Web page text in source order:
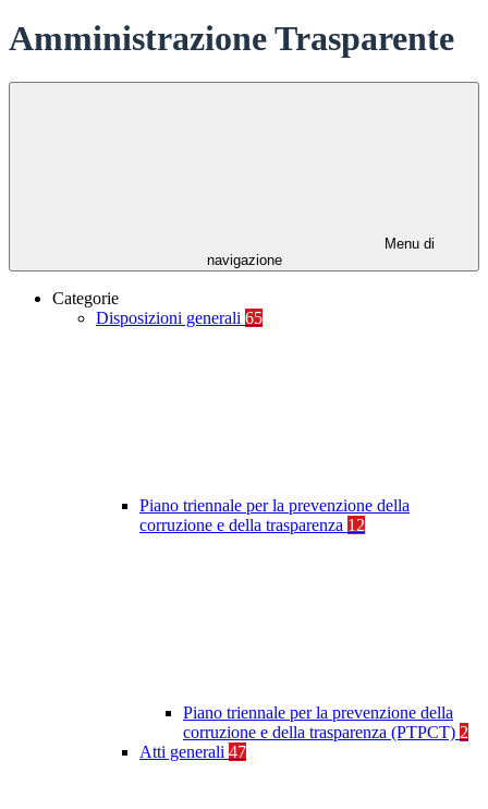
Amministrazione Trasparente
Menu di
navigazione
Categorie
Disposizioni generali 65
Piano triennale per la prevenzione della
corruzione e della trasparenza 12
Piano triennale per la prevenzione della
corruzione e della trasparenza (PTPCT) 2
Atti generali 47